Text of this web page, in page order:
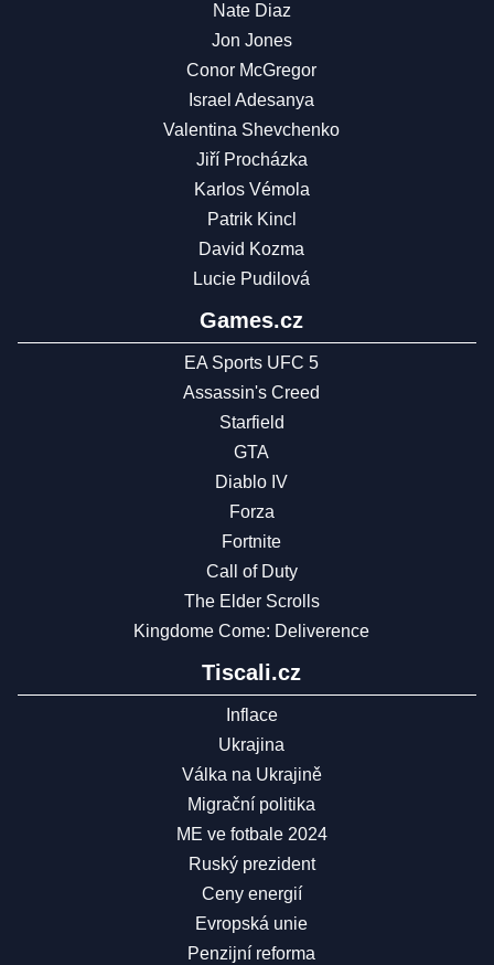
Nate Diaz
Jon Jones
Conor McGregor
Israel Adesanya
Valentina Shevchenko
Jiří Procházka
Karlos Vémola
Patrik Kincl
David Kozma
Lucie Pudilová
Games.cz
EA Sports UFC 5
Assassin's Creed
Starfield
GTA
Diablo IV
Forza
Fortnite
Call of Duty
The Elder Scrolls
Kingdome Come: Deliverence
Tiscali.cz
Inflace
Ukrajina
Válka na Ukrajině
Migrační politika
ME ve fotbale 2024
Ruský prezident
Ceny energií
Evropská unie
Penzijní reforma